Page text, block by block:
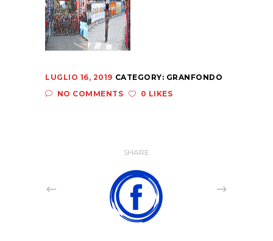
LUGLIO 16, 2019 CATEGORY: GRANFONDO
NO COMMENTS
0 LIKES
SHARE